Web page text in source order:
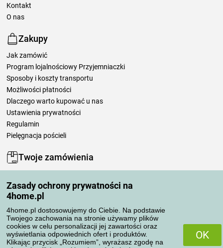
Zasady ochrony prywatności na
4home.pl
4home.pl dostosowujemy do Ciebie. Na podstawie
Twojego zachowania na stronie używamy plików
cookies w celu personalizacji jej zawartości oraz
wyświetlania odpowiednich ofert i produktów.
Klikając przycisk „Rozumiem”, wyrażasz zgodę na
OK
Kontakt
O nas
Zakupy
Jak zamówić
Program lojalnościowy Przyjemniaczki
Sposoby i koszty transportu
Możliwości płatności
Dlaczego warto kupować u nas
Ustawienia prywatności
Regulamin
Pielęgnacja pościeli
Twoje zamówienia
Moje zamówienia
Reklamacje
Odstąpienie od umowy
Zasady przetwarzania recenzji